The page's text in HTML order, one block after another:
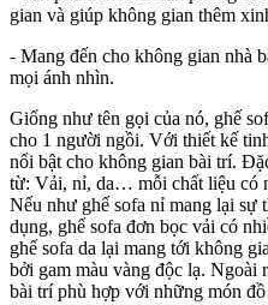
gian và giúp không gian thêm
- Mang đến cho không gian nhà
mọi ánh nhìn.
Giống như tên gọi của nó, ghế
cho 1 người ngồi. Với thiết kế
nổi bật cho không gian bài trí.
từ: Vải, nỉ, da… mỗi chất liệu có
Nếu như ghế sofa nỉ mang lại sự
dụng, ghế sofa đơn bọc vải có
ghế sofa da lại mang tới không
bởi gam màu vàng độc lạ. Ngoài
bài trí phù hợp với những món